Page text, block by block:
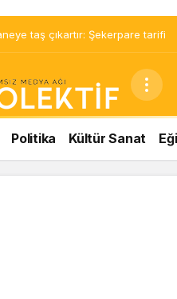
taş çıkartır: Şekerpare tarifi
Politika Kültür Sanat